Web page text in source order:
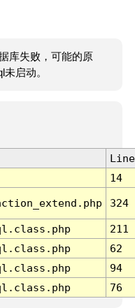
库失败，可能的原
启动。
Line
14
324
211
62
94
76